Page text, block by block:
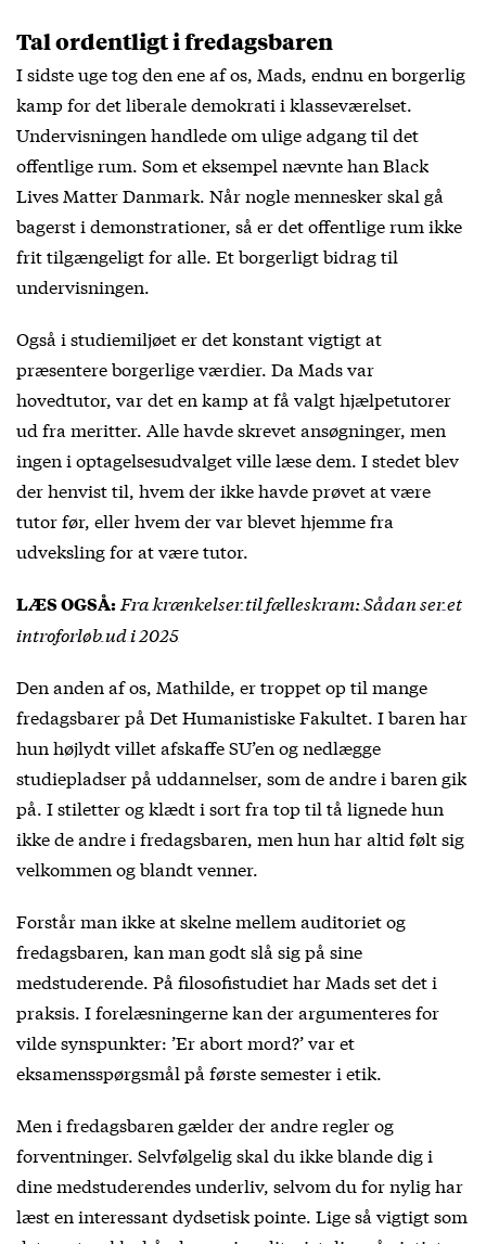
Tal ordentligt i fredagsbaren
I sidste uge tog den ene af os, Mads, endnu en borgerlig
kamp for det liberale demokrati i klasseværelset.
Undervisningen handlede om ulige adgang til det
offentlige rum. Som et eksempel nævnte han Black
Lives Matter Danmark. Når nogle mennesker skal gå
bagerst i demonstrationer, så er det offentlige rum ikke
frit tilgængeligt for alle. Et borgerligt bidrag til
undervisningen.
Også i studiemiljøet er det konstant vigtigt at
præsentere borgerlige værdier. Da Mads var
hovedtutor, var det en kamp at få valgt hjælpetutorer
ud fra meritter. Alle havde skrevet ansøgninger, men
ingen i optagelsesudvalget ville læse dem. I stedet blev
der henvist til, hvem der ikke havde prøvet at være
tutor før, eller hvem der var blevet hjemme fra
udveksling for at være tutor.
LÆS OGSÅ: Fra krænkelser til fælleskram: Sådan ser et
introforløb ud i 2025
Den anden af os, Mathilde, er troppet op til mange
fredagsbarer på Det Humanistiske Fakultet. I baren har
hun højlydt villet afskaffe SU’en og nedlægge
studiepladser på uddannelser, som de andre i baren gik
på. I stiletter og klædt i sort fra top til tå lignede hun
ikke de andre i fredagsbaren, men hun har altid følt sig
velkommen og blandt venner.
Forstår man ikke at skelne mellem auditoriet og
fredagsbaren, kan man godt slå sig på sine
medstuderende. På filosofistudiet har Mads set det i
praksis. I forelæsningerne kan der argumenteres for
vilde synspunkter: ’Er abort mord?’ var et
eksamensspørgsmål på første semester i etik.
Men i fredagsbaren gælder der andre regler og
forventninger. Selvfølgelig skal du ikke blande dig i
dine medstuderendes underliv, selvom du for nylig har
læst en interessant dydsetisk pointe. Lige så vigtigt som